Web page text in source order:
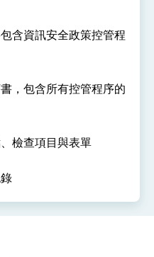
定」簽署
階段性結果有助臺灣取得有
「臺美對等貿易協定」簽署
邦目標
美日關係深化
灣國安行動方案」記者
話 盼面對未來挑戰 堅持
前行
含資訊安全政策控管程
，包含所有控管程序的
檢查項目與表單